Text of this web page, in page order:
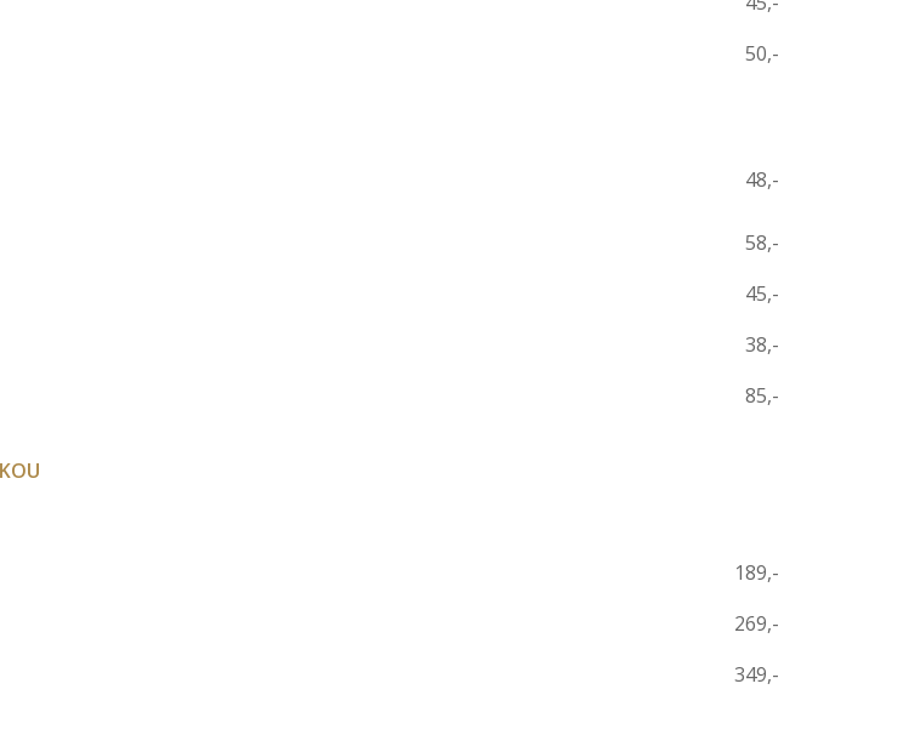
50,-
48,-
58,-
45,-
38,-
85,-
189,-
269,-
349,-